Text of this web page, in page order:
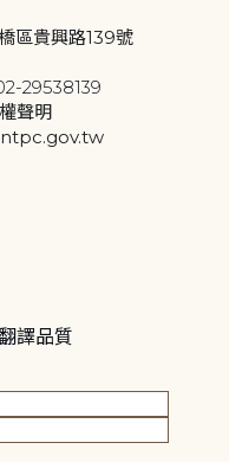
區貴興路139號
29538139
聲明
譯品質